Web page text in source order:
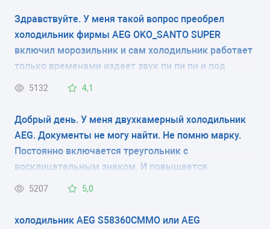
ТИП УПРАВЛЕНИЯ
электронное
КОЛИЧЕСТВО КАМЕР
2
РАЗМЕРЫ (ШXГXВ)
59.5x62.3x200 см
КОЛИЧЕСТВО КОМПРЕССОРОВ
2
РАЗМОРАЖИВАНИЕ МОРОЗИЛЬНОЙ КАМЕРЫ
Здравствуйте. У меня такой вопрос преобрел
холодильник фирмы AEG OKO_SANTO SUPER
включил морозильник и сам холодильник работает
только временами издает звук пи пи пи и под
знаком трехульника мигает постоянно красная
должно быть градусы в морозилки и в самом
холодильнике хотел настроеть градусы. Благодарю
зарание спосибо большое.
5132 4,1
Добрый день. У меня двухкамерный холодильник
AEG. Документы не могу найти. Не помню марку.
Постоянно включается треугольник с
восклицательным знаком. И повышается
температура в морозильной камере. В чем дело?
5207 5,0
холодильник AEG S58360CMMO или AEG